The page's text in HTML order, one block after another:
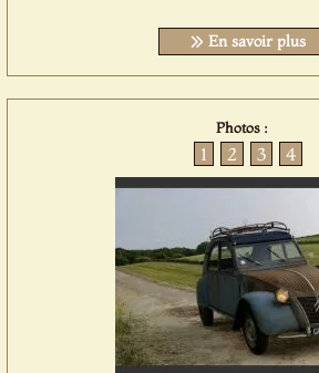
En savoir plus
Photos :
1 2 3 4